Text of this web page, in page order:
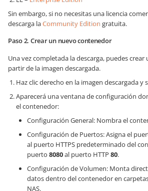
Sin embargo, si no necesitas una licencia
descarga laCommunity Edition gratuita.
Paso 2. Crear un nuevo contenedor
Una vez completada la descarga, puedes
partir de la imagen descargada.
Haz clic derecho en la imagen descargada y
Aparecerá una ventana de configuración
el contenedor:
Configuración General: Nombra el
Configuración de Puertos: Asigna el
al puerto HTTPS predeterminado del
puerto 8080al puerto HTTP 80.
Configuración de Volumen: Monta
datos dentro del contenedor en
NAS.